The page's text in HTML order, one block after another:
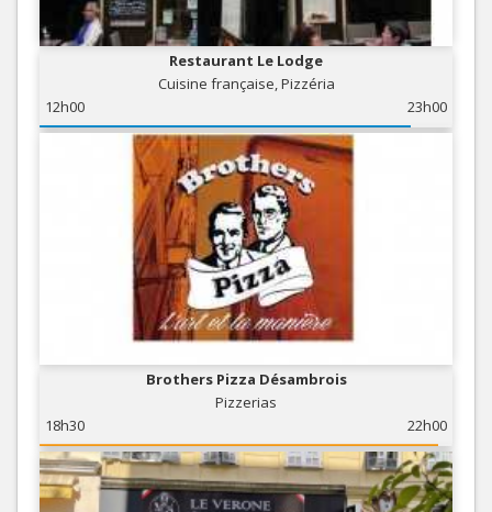
Restaurant Le Lodge
Cuisine française, Pizzéria
12h00
23h00
Brothers Pizza Désambrois
Pizzerias
18h30
22h00